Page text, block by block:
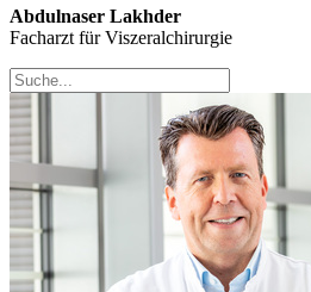
Abdulnaser Lakhder
Facharzt für Viszeralchirurgie